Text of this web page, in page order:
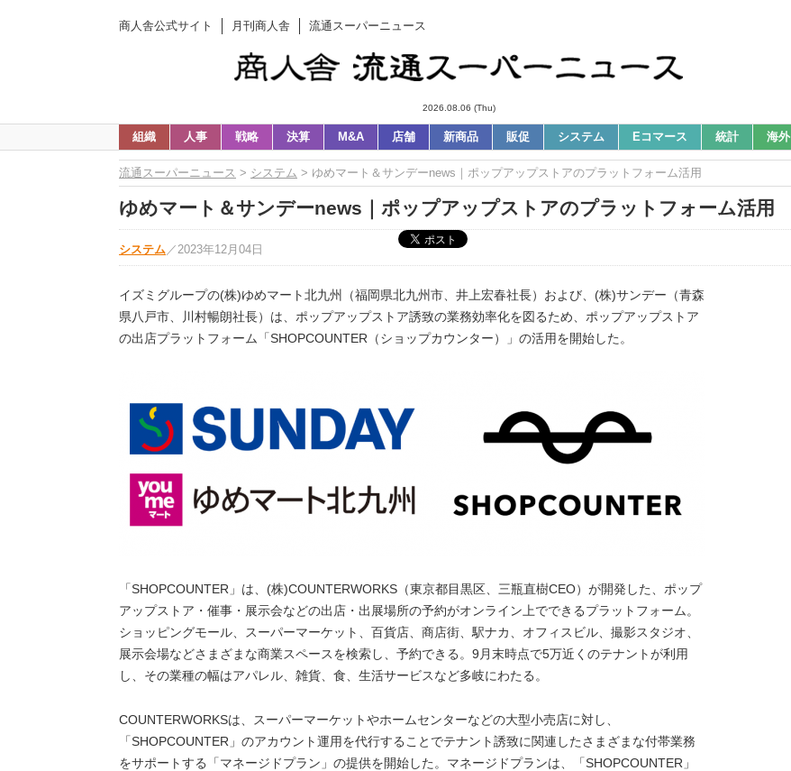
商人舎公式サイト 月刊商人舎 流通スーパーニュース
2026.08.06 (Thu)
組織 人事 戦略 決算 M&A 店舗 新商品 販促 システム Eコマース 統計 海外
流通スーパーニュース > システム > ゆめマート＆サンデーnews｜ポップアップストアのプラットフォーム活用
ゆめマート＆サンデーnews｜ポップアップストアのプラットフォーム活用
システム ／ 2023年12月04日
イズミグループの(株)ゆめマート北九州（福岡県北九州市、井上宏春社長）および、(株)サンデー（青森
県八戸市、川村暢朗社長）は、ポップアップストア誘致の業務効率化を図るため、ポップアップストア
の出店プラットフォーム「SHOPCOUNTER（ショップカウンター）」の活用を開始した。
「SHOPCOUNTER」は、(株)COUNTERWORKS（東京都目黒区、三瓶直樹CEO）が開発した、ポップ
アップストア・催事・展示会などの出店・出展場所の予約がオンライン上でできるプラットフォーム。
ショッピングモール、スーパーマーケット、百貨店、商店街、駅ナカ、オフィスビル、撮影スタジオ、
展示会場などさまざまな商業スペースを検索し、予約できる。9月末時点で5万近くのテナントが利用
し、その業種の幅はアパレル、雑貨、食、生活サービスなど多岐にわたる。
COUNTERWORKSは、スーパーマーケットやホームセンターなどの大型小売店に対し、
「SHOPCOUNTER」のアカウント運用を代行することでテナント誘致に関連したさまざまな付帯業務
をサポートする「マネージドプラン」の提供を開始した。マネージドプランは、「SHOPCOUNTER」